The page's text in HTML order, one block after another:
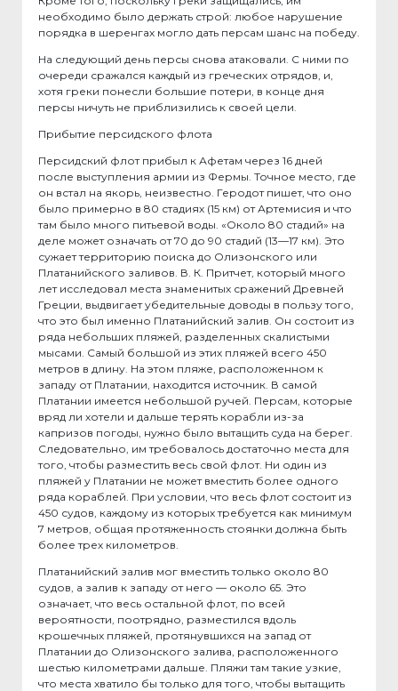
необходимо было держать строй: любое нарушение
порядка в шеренгах могло дать персам шанс на победу.
На следующий день персы снова атаковали. С ними по
очереди сражался каждый из греческих отрядов, и,
хотя греки понесли большие потери, в конце дня
персы ничуть не приблизились к своей цели.
Прибытие персидского флота
Персидский флот прибыл к Афетам через 16 дней
после выступления армии из Фермы. Точное место, где
он встал на якорь, неизвестно. Геродот пишет, что оно
было примерно в 80 стадиях (15 км) от Артемисия и что
там было много питьевой воды. «Около 80 стадий» на
деле может означать от 70 до 90 стадий (13—17 км). Это
сужает территорию поиска до Олизонского или
Платанийского заливов. В. К. Притчет, который много
лет исследовал места знаменитых сражений Древней
Греции, выдвигает убедительные доводы в пользу того,
что это был именно Платанийский залив. Он состоит из
ряда небольших пляжей, разделенных скалистыми
мысами. Самый большой из этих пляжей всего 450
метров в длину. На этом пляже, расположенном к
западу от Платании, находится источник. В самой
Платании имеется небольшой ручей. Персам, которые
вряд ли хотели и дальше терять корабли из-за
капризов погоды, нужно было вытащить суда на берег.
Следовательно, им требовалось достаточно места для
того, чтобы разместить весь свой флот. Ни один из
пляжей у Платании не может вместить более одного
ряда кораблей. При условии, что весь флот состоит из
450 судов, каждому из которых требуется как минимум
7 метров, общая протяженность стоянки должна быть
более трех километров.
Платанийский залив мог вместить только около 80
судов, а залив к западу от него — около 65. Это
означает, что весь остальной флот, по всей
вероятности, поотрядно, разместился вдоль
крошечных пляжей, протянувшихся на запад от
Платании до Олизонского залива, расположенного
шестью километрами дальше. Пляжи там такие узкие,
что места хватило бы только для того, чтобы вытащить